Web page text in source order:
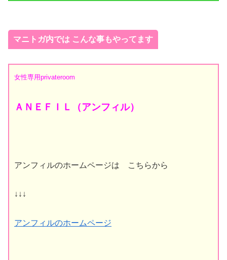
マニトガ内では こんな事もやってます
女性専用privateroom
ＡＮＥＦＩＬ（アンフィル）
アンフィルのホームページは こちらから
↓↓↓
アンフィルのホームページ